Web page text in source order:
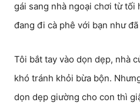
gái sang nhà ngoại chơi từ tối
đang đi cà phê với bạn như
Tôi bắt tay vào dọn dẹp, nhà
khó tránh khỏi bừa bộn.
dọn dẹp giường cho con thì